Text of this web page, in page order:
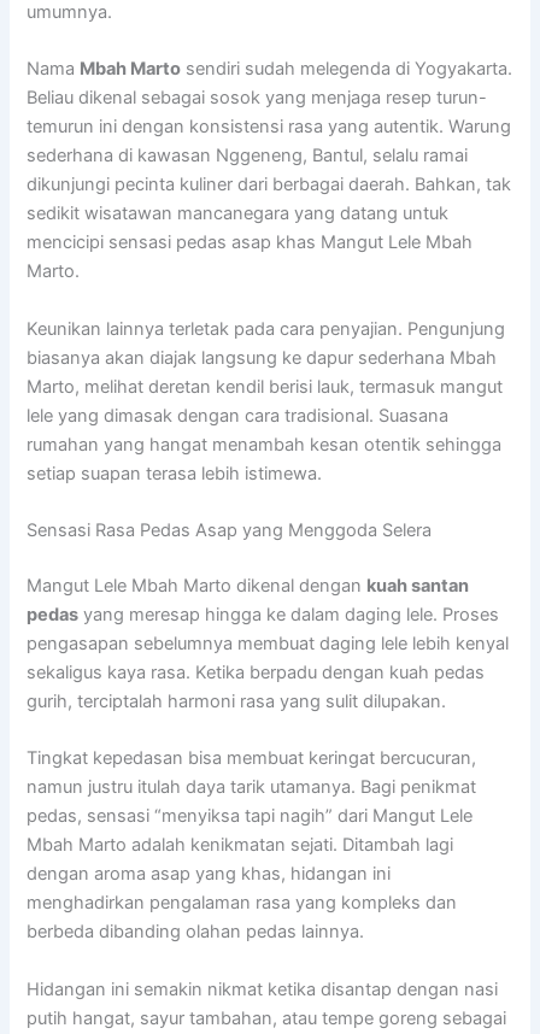
umumnya.
Nama Mbah Marto sendiri sudah melegenda di Yogyakarta.
Beliau dikenal sebagai sosok yang menjaga resep turun-
temurun ini dengan konsistensi rasa yang autentik. Warung
sederhana di kawasan Nggeneng, Bantul, selalu ramai
dikunjungi pecinta kuliner dari berbagai daerah. Bahkan, tak
sedikit wisatawan mancanegara yang datang untuk
mencicipi sensasi pedas asap khas Mangut Lele Mbah
Marto.
Keunikan lainnya terletak pada cara penyajian. Pengunjung
biasanya akan diajak langsung ke dapur sederhana Mbah
Marto, melihat deretan kendil berisi lauk, termasuk mangut
lele yang dimasak dengan cara tradisional. Suasana
rumahan yang hangat menambah kesan otentik sehingga
setiap suapan terasa lebih istimewa.
Sensasi Rasa Pedas Asap yang Menggoda Selera
Mangut Lele Mbah Marto dikenal dengan kuah santan
pedas yang meresap hingga ke dalam daging lele. Proses
pengasapan sebelumnya membuat daging lele lebih kenyal
sekaligus kaya rasa. Ketika berpadu dengan kuah pedas
gurih, terciptalah harmoni rasa yang sulit dilupakan.
Tingkat kepedasan bisa membuat keringat bercucuran,
namun justru itulah daya tarik utamanya. Bagi penikmat
pedas, sensasi “menyiksa tapi nagih” dari Mangut Lele
Mbah Marto adalah kenikmatan sejati. Ditambah lagi
dengan aroma asap yang khas, hidangan ini
menghadirkan pengalaman rasa yang kompleks dan
berbeda dibanding olahan pedas lainnya.
Hidangan ini semakin nikmat ketika disantap dengan nasi
putih hangat, sayur tambahan, atau tempe goreng sebagai